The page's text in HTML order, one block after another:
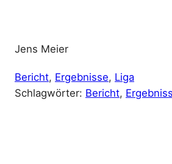
Jens Meier
Bericht, Ergebnisse, Liga
Schlagwörter: Bericht,